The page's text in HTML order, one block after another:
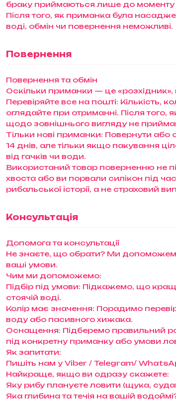
браку приймаються лише до
Після того, як приманка була
воді, обмін чи повернення неможливі.
Повернення
Повернення та обмін
Оскільки приманки — це «розхідник»,
Перевіряйте все на пошті: Кількість,
оглядайте при отриманні. Після того,
щодо зовнішнього вигляду не
Тільки нові приманки: Повернути
14 днів, але тільки якщо пакування
від гачків чи води.
Використаний товар поверненню не
хвоста або ви порвали силікон під
рибальської історії, а не страховий
Консультація
Допомога та консультації
Не знаєте, що обрати? Ми
ваші умови.
Чим ми допоможемо:
Підбір під умови: Підкажемо, що
стоячій воді.
Колір має значення: Порадимо
воду або пасивного хижака.
Оснащення: Підберемо правильний
під конкретну приманку або умови
Як запитати:
Пишіть нам у Viber / Telegram/
Найкраще, якщо ви одразу скажете:
Яку рибу плануєте ловити (щука,
Яка глибина та течія на вашій